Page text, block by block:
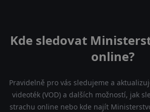
Kde sledovat
online?
Pravidelně pro vás sledujeme a
videoték (VOD) a dalších možností, jak
strachu online nebo kde najít